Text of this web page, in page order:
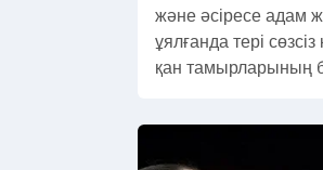
және әсіресе адам
ұялғанда тері
қан тамырларының